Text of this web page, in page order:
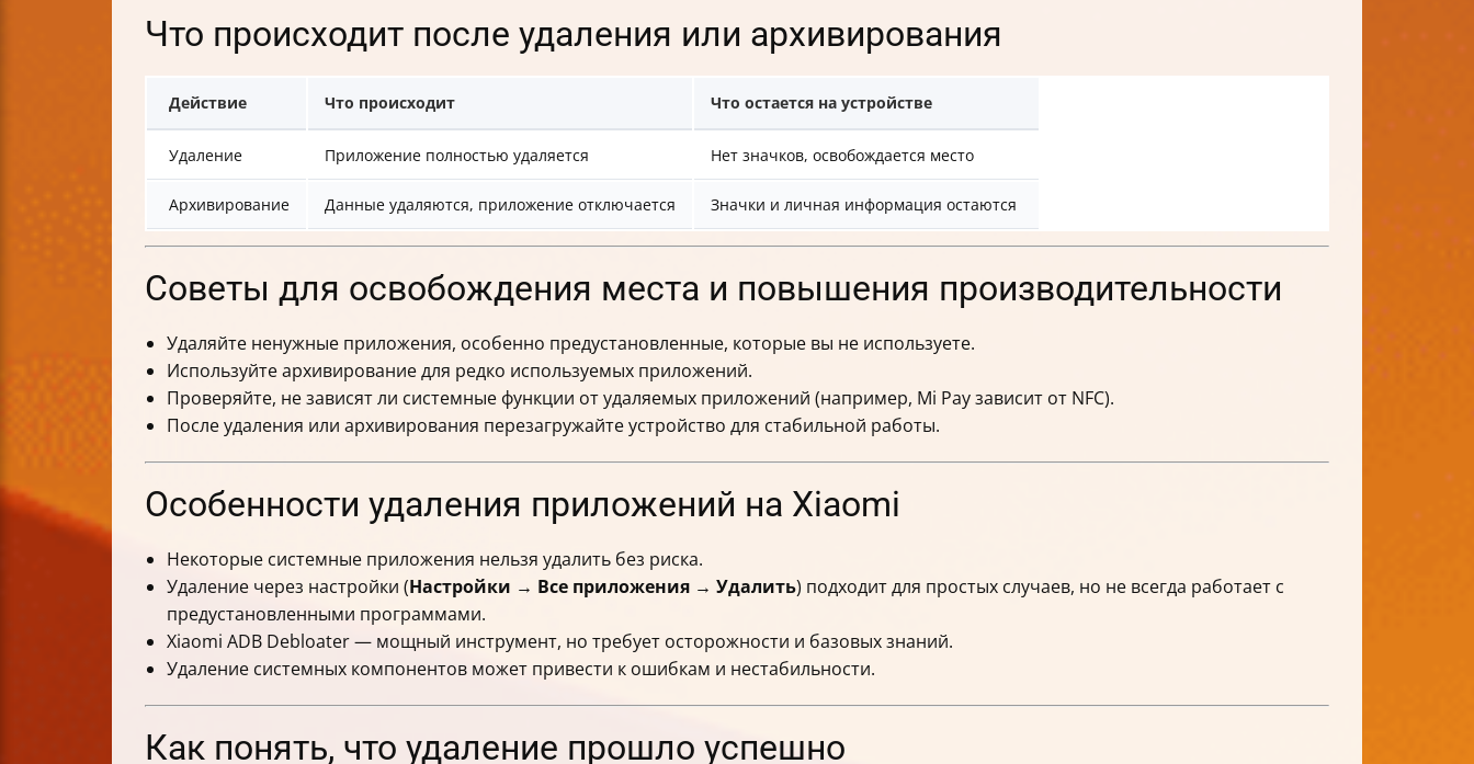
Что происходит после удаления или архивирования
Действие Что происходит Что остается на устройстве
Удаление Приложение полностью удаляется Нет значков, освобождается место
Архивирование Данные удаляются, приложение отключается Значки и личная информация остаются
Советы для освобождения места и повышения производительности
Удаляйте ненужные приложения, особенно предустановленные, которые вы не используете.
Используйте архивирование для редко используемых приложений.
Проверяйте, не зависят ли системные функции от удаляемых приложений (например, Mi Pay зависит от NFC).
После удаления или архивирования перезагружайте устройство для стабильной работы.
Особенности удаления приложений на Xiaomi
Некоторые системные приложения нельзя удалить без риска.
Удаление через настройки (Настройки → Все приложения → Удалить) подходит для простых случаев, но не всегда работает с
предустановленными программами.
Xiaomi ADB Debloater — мощный инструмент, но требует осторожности и базовых знаний.
Удаление системных компонентов может привести к ошибкам и нестабильности.
Как понять, что удаление прошло успешно